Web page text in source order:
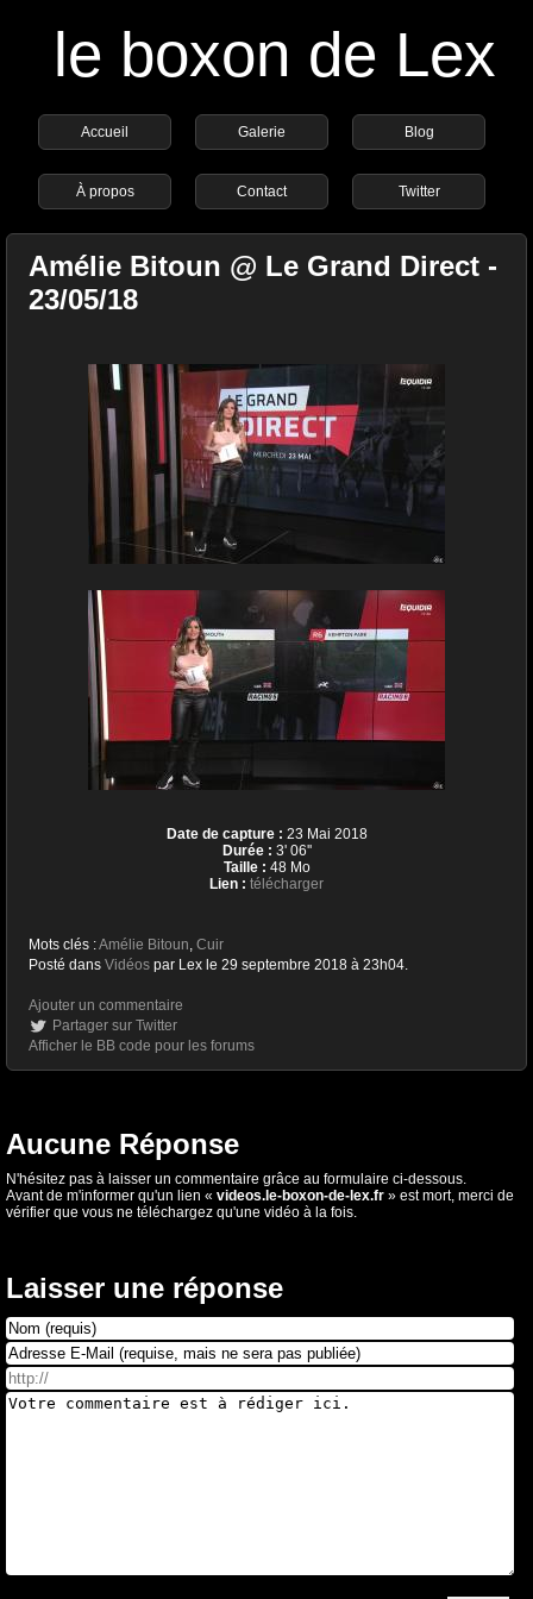
le boxon de Lex
Accueil Galerie Blog
À propos Contact Twitter
Amélie Bitoun @ Le Grand Direct -
23/05/18
Date de capture : 23 Mai 2018
Durée : 3' 06''
Taille : 48 Mo
Lien : télécharger
Mots clés :Amélie Bitoun, Cuir
Posté dans Vidéos par Lex le 29 septembre 2018 à 23h04.
Ajouter un commentaire
Partager sur Twitter
Afficher le BB code pour les forums
Aucune Réponse
N'hésitez pas à laisser un commentaire grâce au formulaire ci-dessous.
Avant de m'informer qu'un lien « videos.le-boxon-de-lex.fr » est mort, merci de
vérifier que vous ne téléchargez qu'une vidéo à la fois.
Laisser une réponse